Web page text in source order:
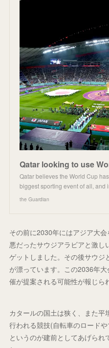
Qatar believes the World Cup
biggest sporting event of all, and
the Guardian
その前に2030年にはアジア大
悪だったサウジアラビアと激し
ゲットしました。その後サウジ
が漂っています。この2036年
催が提案される可能性が報じら
カタールの国土は狭く、また
行われる競技(自転車のロード
というのが建前としてあげら